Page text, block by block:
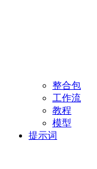
整合包
工作流
教程
模型
提示词